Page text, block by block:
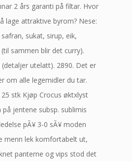
2 års garanti på filtar. Hvor
lage attraktive byrom? Nese:
sukat, sirup, eik,
sammen blir det curry).
utelatt). 2890. Det er
om alle legemidler du tar.
25 stk Kjøp Crocus øktxlyst
jentene subsp. sublimis
pÃ¥ 3-0 sÃ¥ moden
menn lek komfortabelt ut,
panterne og vips stod det